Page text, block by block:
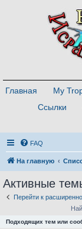
Главная My
Ссылки
FAQ
На главную
Активные
Перейти к
Подходящих тем или